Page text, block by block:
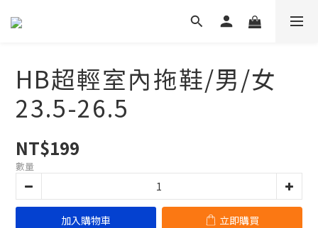
HB超輕室內拖鞋/男/女
23.5-26.5
NT$199
數量
加入購物車 立即購買